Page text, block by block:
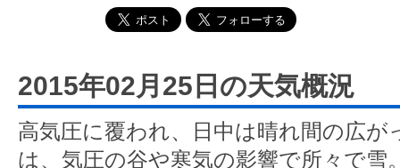
2015年02月25日の天気概況
高気圧に覆われ、日中は晴れ間の広が
は、気圧の谷や寒気の影響で所々で雪